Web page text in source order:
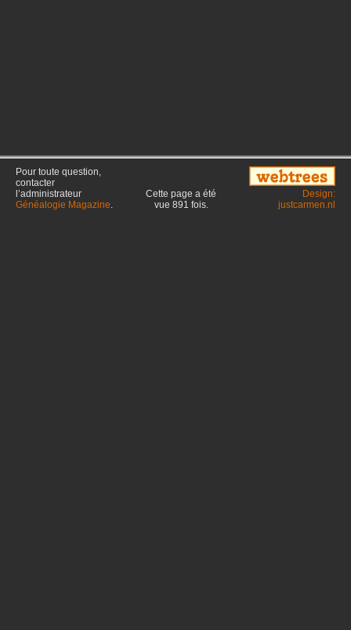
Pour toute question,
contacter
l’administrateur
Généalogie Magazine.
Cette page a été
vue 891 fois.
Design:
justcarmen.nl